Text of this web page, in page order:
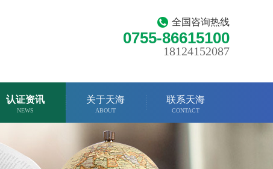
全国咨询热线
0755-86615100
18124152087
认证资讯
NEWS
关于天海
ABOUT
联系天海
CONTACT